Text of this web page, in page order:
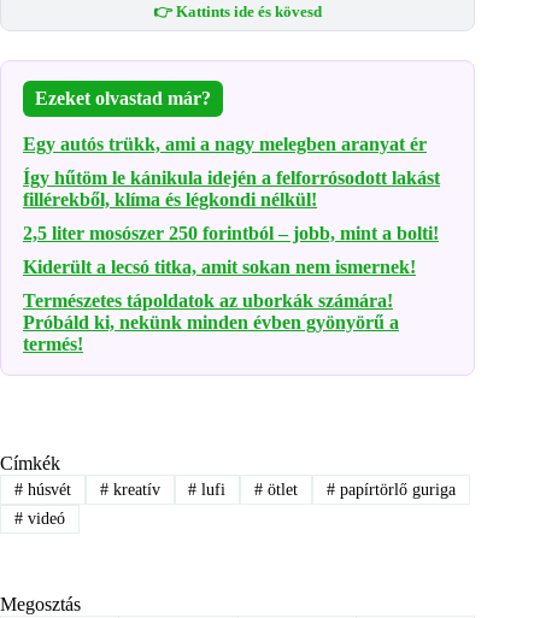
👉 Kattints ide és kövesd
Ezeket olvastad már?
Egy autós trükk, ami a nagy melegben aranyat ér
Így hűtöm le kánikula idején a felforrósodott lakást
fillérekből, klíma és légkondi nélkül!
2,5 liter mosószer 250 forintból – jobb, mint a bolti!
Kiderült a lecsó titka, amit sokan nem ismernek!
Természetes tápoldatok az uborkák számára!
Próbáld ki, nekünk minden évben gyönyörű a
termés!
Címkék
#húsvét #kreatív # lufi # ötlet # papírtörlő guriga
#videó
Megosztás